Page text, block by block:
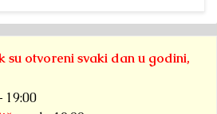
su otvoreni svaki dan u godini,
19:00